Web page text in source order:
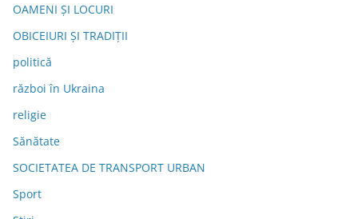
OAMENI ȘI LOCURI
OBICEIURI ȘI TRADIȚII
politică
război în Ukraina
religie
Sănătate
SOCIETATEA DE TRANSPORT URBAN
Sport